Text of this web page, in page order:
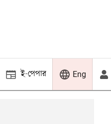
ই-পেপার Eng